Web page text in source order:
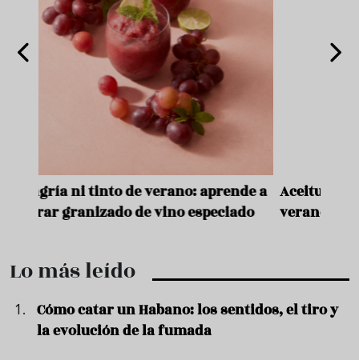
Aceitunas: el aperitivo estrella del
verano
Lo más leído
Cómo catar un Habano: los sentidos, el tiro y
la evolución de la fumada